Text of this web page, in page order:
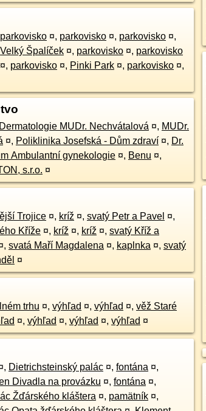
parkovisko ¤, parkovisko ¤, parkovisko ¤,
Velký Špalíček ¤, parkovisko ¤, parkovisko
¤, parkovisko ¤, Pinki Park ¤, parkovisko ¤,
Dermatologie MUDr. Nechvátalová ¤, MUDr.
¤, Poliklinika Josefská - Dům zdraví ¤, Dr.
Ambulantní gynekologie ¤, Benu ¤,
s.r.o. ¤
Trojice ¤, kríž ¤, svatý Petr a Pavel ¤,
Kříže ¤, kríž ¤, kríž ¤, svatý Kříž a
, svatá Maří Magdalena ¤, kaplnka ¤, svatý
¤
trhu ¤, výhľad ¤, výhľad ¤, věž Staré
¤, výhľad ¤, výhľad ¤, výhľad ¤
, Dietrichsteinský palác ¤, fontána ¤,
Divadla na provázku ¤, fontána ¤,
Žďárského kláštera ¤, pamätník ¤,